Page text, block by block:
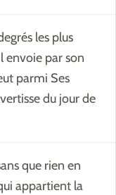
les plus
envoie par son
parmi Ses
du jour de
que rien en
appartient la